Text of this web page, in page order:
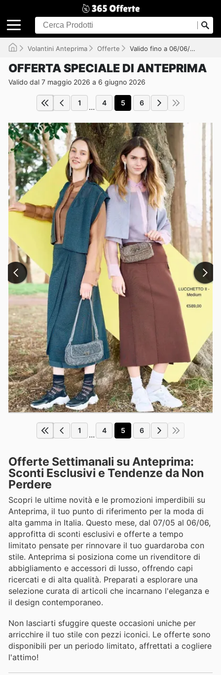
Volantini Anteprima Offerte Valido fino a 06/06/2026
OFFERTA SPECIALE DI ANTEPRIMA
Valido dal 7 maggio 2026 a 6 giugno 2026
1 ... 4 5 6
1 ... 4 5 6
Offerte Settimanali su Anteprima:
Sconti Esclusivi e Tendenze da Non
Perdere
Scopri le ultime novità e le promozioni imperdibili su
Anteprima, il tuo punto di riferimento per la moda di
alta gamma in Italia. Questo mese, dal 07/05 al 06/06,
approfitta di sconti esclusivi e offerte a tempo
limitato pensate per rinnovare il tuo guardaroba con
stile. Anteprima si posiziona come un rivenditore di
abbigliamento e accessori di lusso, offrendo capi
ricercati e di alta qualità. Preparati a esplorare una
selezione curata di articoli che incarnano l'eleganza e
il design contemporaneo.
Non lasciarti sfuggire queste occasioni uniche per
arricchire il tuo stile con pezzi iconici. Le offerte sono
disponibili per un periodo limitato, affrettati a cogliere
l'attimo!